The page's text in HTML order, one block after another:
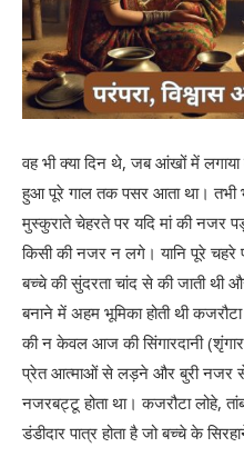
वह भी क्या दिन थे, जब आंखों में लगाया
हुआ पूरे गाल तक पसर आता था। तभी
मुस्कुराते चेहरते पर यदि मां की नजर
किसी की नजर न लगे। यानि पूरे चहरे
बच्चे की सुंदरता चांद से की जाती थी
बनाने में अहम भूमिका होती थी
की न केवल आज की सिंगारदानी
प्रेत आत्माओं से लड़ने और बुरी नजर से
नजरबट्टू होता था। कजरौटा लोहे,
डंडीदार पात्र होता है जो बच्चे के